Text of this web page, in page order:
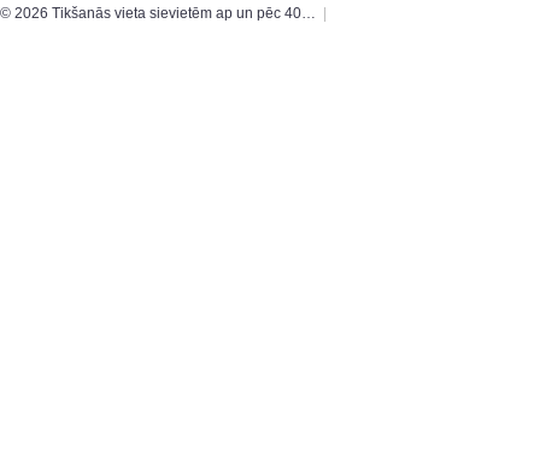
© 2026 Tikšanās vieta sievietēm ap un pēc 40… |